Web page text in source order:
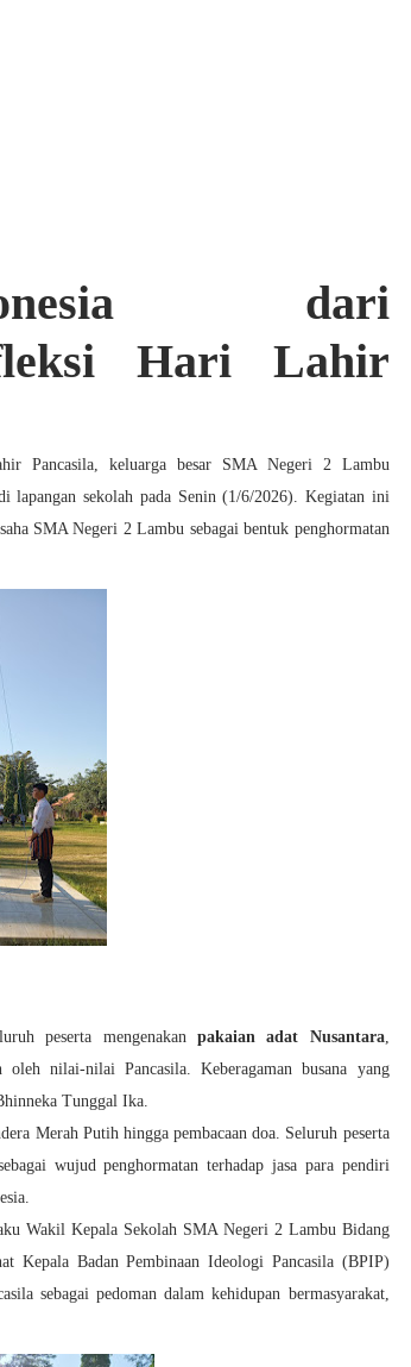
dari
Hari Lahir
Pancasila, keluarga besar SMA Negeri 2 Lambu
lapangan sekolah pada Senin (1/6/2026). Kegiatan ini
SMA Negeri 2 Lambu sebagai bentuk penghormatan
peserta mengenakan pakaian adat Nusantara,
oleh nilai-nilai Pancasila. Keberagaman busana yang
Tunggal Ika.
Merah Putih hingga pembacaan doa. Seluruh peserta
wujud penghormatan terhadap jasa para pendiri
Wakil Kepala Sekolah SMA Negeri 2 Lambu Bidang
Kepala Badan Pembinaan Ideologi Pancasila (BPIP)
sebagai pedoman dalam kehidupan bermasyarakat,